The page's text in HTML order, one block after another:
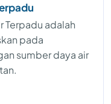
Terpadu adalah
pada
sumber daya air